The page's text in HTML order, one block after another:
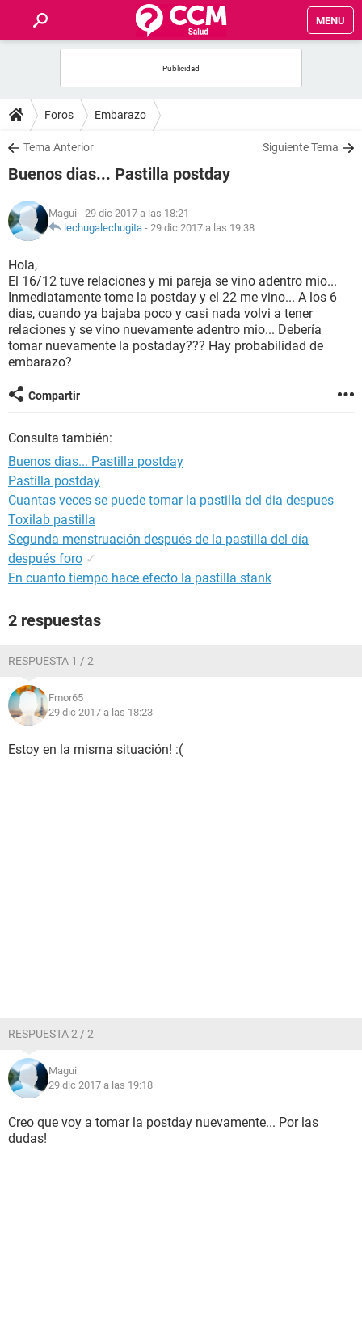
MENU
FOROS
SALUD
NUTRICIÓN
BIENESTAR
SEXUALIDAD
GLOSARIO
Foros Embarazo
Tema Anterior Siguiente Tema
Buenos dias... Pastilla postday
Magui - 29 dic 2017 a las 18:21
lechugalechugita - 29 dic 2017 a las 19:38
Hola,
El 16/12 tuve relaciones y mi pareja se vino adentro mio...
Inmediatamente tome la postday y el 22 me vino... A los 6
dias, cuando ya bajaba poco y casi nada volvi a tener
relaciones y se vino nuevamente adentro mio... Debería
tomar nuevamente la postaday??? Hay probabilidad de
embarazo?
Compartir
Consulta también:
Buenos dias... Pastilla postday
Pastilla postday
Cuantas veces se puede tomar la pastilla del dia despues
Toxilab pastilla
Segunda menstruación después de la pastilla del día
después foro ✓
En cuanto tiempo hace efecto la pastilla stank
2 respuestas
RESPUESTA 1 / 2
Fmor65
29 dic 2017 a las 18:23
Estoy en la misma situación! :(
RESPUESTA 2 / 2
Magui
29 dic 2017 a las 19:18
Creo que voy a tomar la postday nuevamente... Por las
dudas!